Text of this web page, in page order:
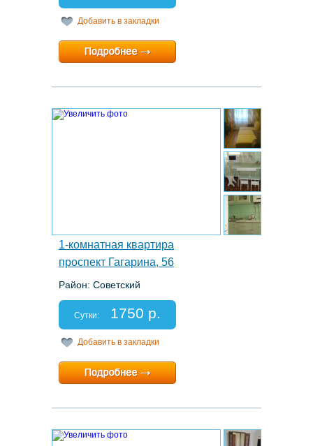
Добавить в закладки
Минимальный срок:1 суток
Расчетный час:13:00
1-комнатная квартира
проспект Гагарина, 56
Район: Советский
Спальных мест: 2
Отчетные документы: есть
Сутки: 1750 р.
Добавить в закладки
Минимальный срок:1 суток
Расчетный час:12:00